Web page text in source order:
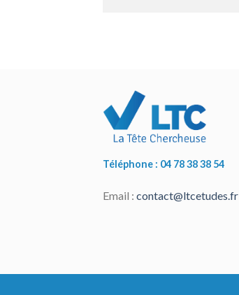
Téléphone : 04 78 38 38 54
Email : contact@ltcetudes.fr